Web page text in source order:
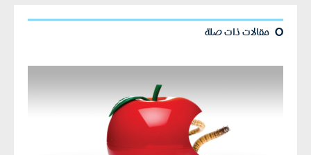
¢ مقالات ذات صلة